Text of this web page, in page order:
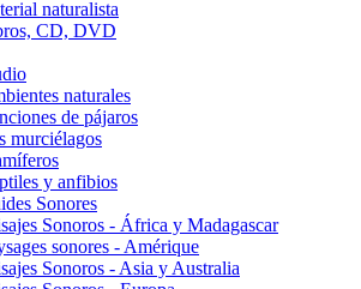
naturalista
CD, DVD
naturales
de pájaros
murciélagos
y anfibios
Sonores
Sonoros - África y Madagascar
sonores - Amérique
Sonoros - Asia y Australia